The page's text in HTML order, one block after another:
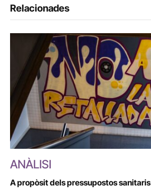
Relacionades
ANÀLISI
A propòsit dels pressupostos sanitaris